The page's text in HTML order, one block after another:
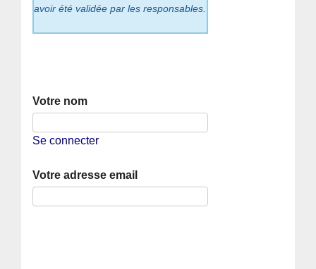
avoir été validée par les responsables.
Votre nom
Se connecter
Votre adresse email